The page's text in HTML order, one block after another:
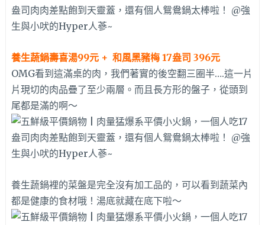
養生蔬鍋壽喜湯99元 + 和風黑豬梅 17盎司 396元
OMG看到這滿桌的肉，我們著實的後空翻三圈半….這一片
片現切的肉品疊了至少兩層。而且長方形的盤子，從頭到
尾都是滿的啊～
養生蔬鍋裡的菜盤是完全沒有加工品的，可以看到蔬菜內
都是健康的食材哦！湯底就藏在底下啦～